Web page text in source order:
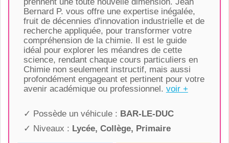
Bernard P. vous offre une expertise inégalée,
fruit de décennies d'innovation industrielle et de
recherche appliquée, pour transformer votre
compréhension de la chimie. Il est le guide
idéal pour explorer les méandres de cette
science, rendant chaque cours particuliers en
Chimie non seulement instructif, mais aussi
profondément engageant et pertinent pour votre
avenir académique ou professionnel. voir +
✓ Possède un véhicule : BAR-LE-DUC
✓ Niveaux : Lycée, Collège, Primaire